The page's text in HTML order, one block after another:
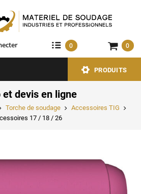
0 0
PRODUITS
et devis en ligne
Torche de soudage
Accessoires TIG
17 / 18 / 26